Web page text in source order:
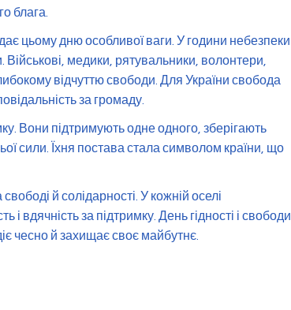
блага.
цьому дню особливої ваги. У години небезпеки
Військові, медики, рятувальники, волонтери,
відчуттю свободи. Для України свобода
за громаду.
Вони підтримують одне одного, зберігають
сили. Їхня постава стала символом країни, що
й солідарності. У кожній оселі
і вдячність за підтримку. День гідності і свободи
чесно й захищає своє майбутнє.